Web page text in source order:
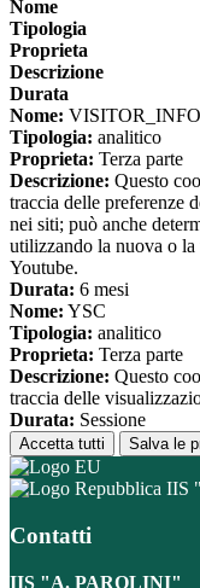
Nome
Tipologia
Proprieta
Descrizione
Durata
Nome:
Tipologia: analitico
Proprieta: Terza parte
Descrizione: Questo
traccia delle preferenze
nei siti; può anche
utilizzando la nuova o
Youtube.
Durata: 6 mesi
Nome: YSC
Tipologia: analitico
Proprieta: Terza parte
Descrizione: Questo
traccia delle
Durata: Sessione
Accetta tutti Salva le
IIS
Contatti
IIS "A. PAROLINI"